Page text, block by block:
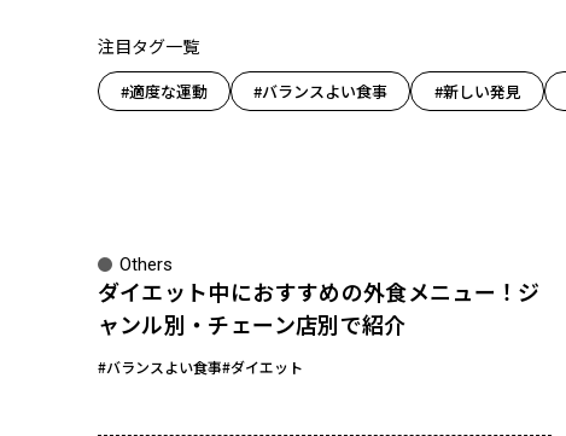
注目タグ一覧
#適度な運動 #バランスよい食事 #新しい発見
Others
ダイエット中におすすめの外食メニュー！ジ
ャンル別・チェーン店別で紹介
#バランスよい食事#ダイエット